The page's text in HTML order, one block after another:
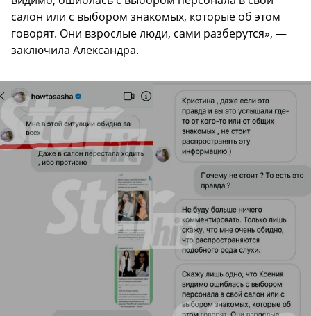
салон или с выбором знакомых, которые об этом
говорят. Они взрослые люди, сами разберутся», —
заключила Александра.